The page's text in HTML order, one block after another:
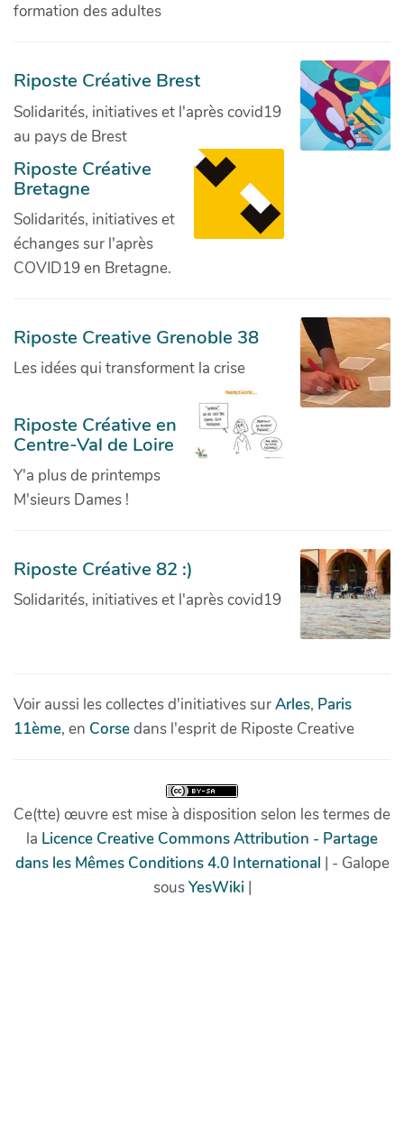
formation des adultes
Riposte Créative Brest
Solidarités, initiatives et l'après covid19
au pays de Brest
Riposte Créative
Bretagne
Solidarités, initiatives et
échanges sur l'après
COVID19 en Bretagne.
Riposte Creative Grenoble 38
Les idées qui transforment la crise
Riposte Créative en
Centre-Val de Loire
Y'a plus de printemps
M'sieurs Dames !
Riposte Créative 82 :)
Solidarités, initiatives et l'après covid19
Voir aussi les collectes d'initiatives surArles, Paris
11ème, en Corsedans l'esprit de Riposte Creative
Ce(tte) œuvre est mise à disposition selon les termes de
la Licence Creative Commons Attribution - Partage
dans les Mêmes Conditions 4.0 International | - Galope
sousYesWiki |